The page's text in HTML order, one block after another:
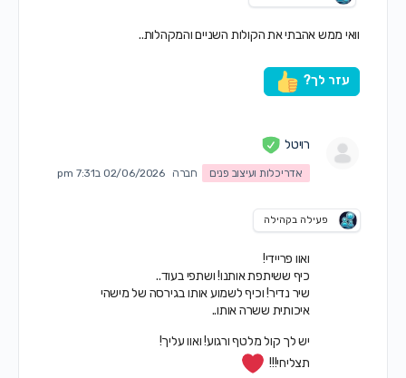
וואי ממש אהבתי את הקולות השניים והמקהלות..
עזר לך?
רויטל
אדריכלות ועיצוב פנים חברה 02/06/2026 ב7:31 pm
פעילה בקהילה
ואוו פריידי!
כיף ששיתפת אותנו! ושתפי בעוד..
שיר נדיר! וכיף לשמוע אותו בגירסה של מישהי
איכותית ששרה אותו..
יש לך קול מלטף ורגוע! ואוו עליך!
תצליחי!!!